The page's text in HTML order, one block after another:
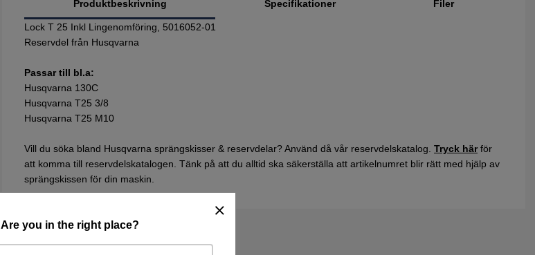
Are you in the right place?
Produktbeskrivning
Lock T 25 Inkl Lingenomföring, 5016052-01
Reservdel från Husqvarna
Passar till bl.a:
Husqvarna 130C
Husqvarna T25 3/8
Husqvarna T25 M10
Vill du söka bland Husqvarna sprängskisser & reservdelar? Använd då vår reservdelskatalog. Tryck härför
att komma till reservdelskatalogen. Tänk på att du alltid ska säkerställa att artikelnumret blir rätt med hjälp av
sprängskissen för din maskin.
Specifikationer Filer